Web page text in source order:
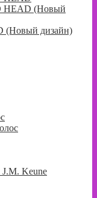
HEAD (Новый
(Новый дизайн)
Keune